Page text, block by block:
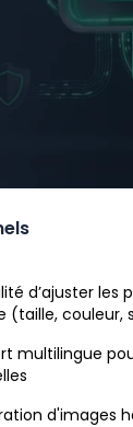
d’ajuster les
(taille, couleur,
multilingue
d'images